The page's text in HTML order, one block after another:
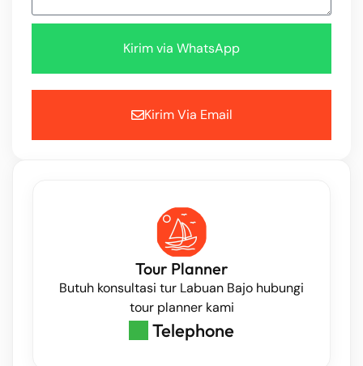
Kirim via WhatsApp
Kirim Via Email
Tour Planner
Butuh konsultasi tur Labuan Bajo hubungi
tour planner kami
Telephone